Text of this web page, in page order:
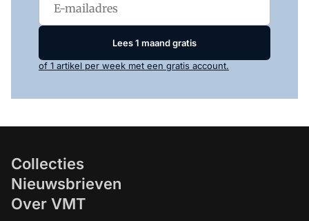
Lees 1 maand gratis
of 1 artikel per week met een gratis account.
Collecties
Nieuwsbrieven
Over VMT